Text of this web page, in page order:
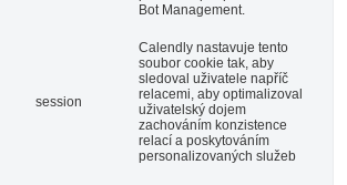
Bot Management.
session
Calendly nastavuje tento
soubor cookie tak, aby
sledoval uživatele napříč
relacemi, aby optimalizoval
uživatelský dojem
zachováním konzistence
relací a poskytováním
personalizovaných služeb